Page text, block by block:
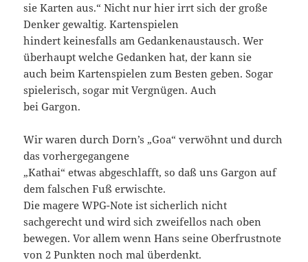
sie Karten aus.“ Nicht nur hier irrt sich der große
Denker gewaltig. Kartenspielen
hindert keinesfalls am Gedankenaustausch. Wer
überhaupt welche Gedanken hat, der kann sie
auch beim Kartenspielen zum Besten geben. Sogar
spielerisch, sogar mit Vergnügen. Auch
bei Gargon.
Wir waren durch Dorn’s „Goa“ verwöhnt und durch
das vorhergegangene
„Kathai“ etwas abgeschlafft, so daß uns Gargon auf
dem falschen Fuß erwischte.
Die magere WPG-Note ist sicherlich nicht
sachgerecht und wird sich zweifellos nach oben
bewegen. Vor allem wenn Hans seine Oberfrustnote
von 2 Punkten noch mal überdenkt.